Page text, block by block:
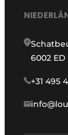
6002
+31 495